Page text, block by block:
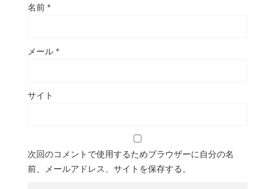
名前 *
メール *
サイト
次回のコメントで使用するためブラウザーに自分の名
前、メールアドレス、サイトを保存する。